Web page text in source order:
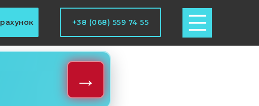
→
+38 (068) 559 74 55